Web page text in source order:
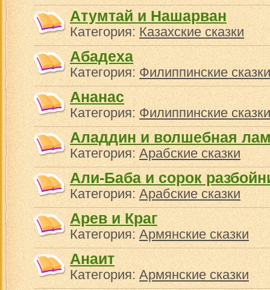
Атумтай и Нашарван
Категория:Казахские сказки
Абадеха
Категория:Филиппинские сказки
Ананас
Категория:Филиппинские сказки
Аладдин и волшебная
Категория:Арабские сказки
Али-Баба и сорок
Категория:Арабские сказки
Арев и Краг
Категория:Армянские сказки
Анаит
Категория:Армянские сказки